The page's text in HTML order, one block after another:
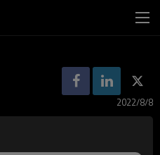
2022/8/8